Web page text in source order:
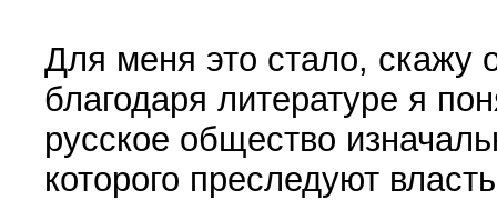
Для меня это стало, скажу
благодаря литературе я
русское общество
которого преследуют